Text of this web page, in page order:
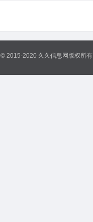
© 2015-2020 久久信息网版权所有